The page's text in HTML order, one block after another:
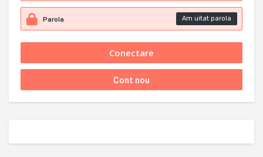
Am uitat parola